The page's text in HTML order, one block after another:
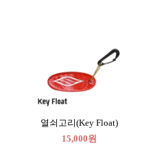
열쇠고리(Key Float)
15,000원